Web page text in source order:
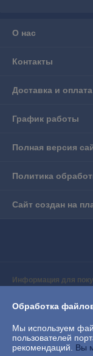
О нас
Контакты
Доставка и оплата
График работы
Полная версия
Политика
Сайт создан на
Информация для
"АприориТрейд"
Регистрационный
Обработка
Мы используем
пользователей
рекомендаций. Вы